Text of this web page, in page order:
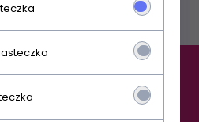
NEWSLETTERA